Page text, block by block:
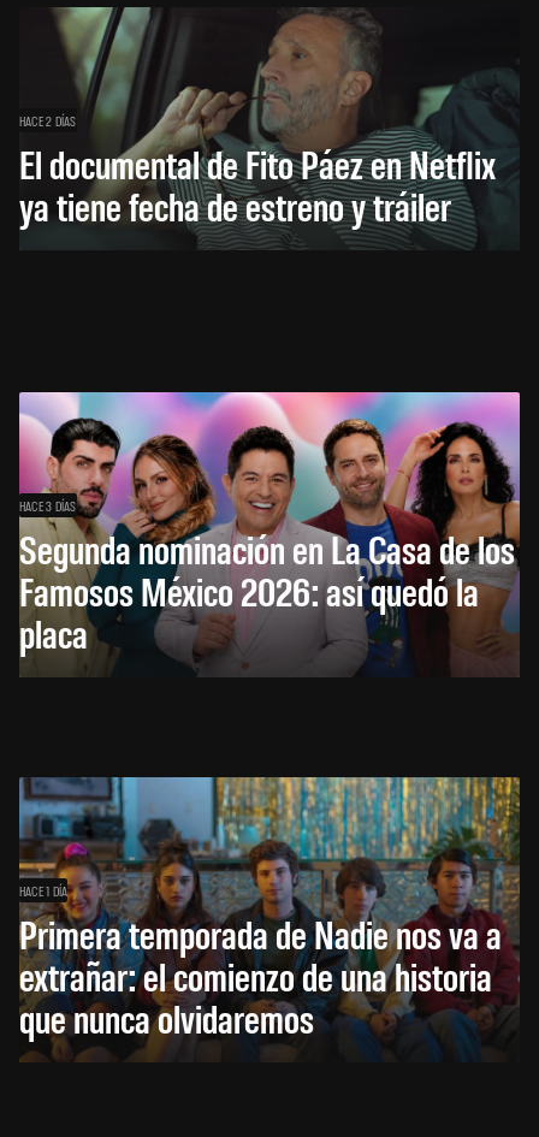
HACE 2 DÍAS
El documental de Fito Páez en Netflix
ya tiene fecha de estreno y tráiler
HACE 3 DÍAS
Segunda nominación en La Casa de los
Famosos México 2026: así quedó la
placa
HACE 1 DÍA
Primera temporada de Nadie nos va a
extrañar: el comienzo de una historia
que nunca olvidaremos